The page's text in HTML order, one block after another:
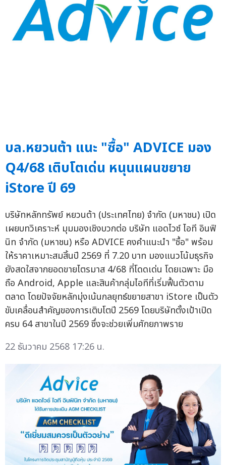
บล.หยวนต้า แนะ "ซื้อ" ADVICE มอง
Q4/68 เติบโตเด่น หนุนแผนขยาย
iStore ปี 69
บริษัทหลักทรัพย์ หยวนต้า (ประเทศไทย) จำกัด (มหาชน) เปิด
เผยบทวิเคราะห์ มุมมองเชิงบวกต่อ บริษัท แอดไวซ์ ไอที อินฟิ
นิท จำกัด (มหาชน) หรือ ADVICE คงคำแนะนำ "ซื้อ" พร้อม
ให้ราคาเหมาะสมสิ้นปี 2569 ที่ 7.20 บาท มองแนวโน้มธุรกิจ
ยังสดใสจากยอดขายไตรมาส 4/68 ที่โดดเด่น โดยเฉพาะ มือ
ถือ Android, Apple และสินค้ากลุ่มไอทีที่เริ่มฟื้นตัวตาม
ตลาด โดยปัจจัยหลักมุ่งเน้นกลยุทธ์ขยายสาขา iStore เป็นตัว
ขับเคลื่อนสำคัญของการเติบโตปี 2569 โดยบริษัทตั้งเป้าเปิด
ครบ 64 สาขาในปี 2569 ซึ่งจะช่วยเพิ่มศักยภาพราย
22 ธันวาคม 2568 17:26 น.